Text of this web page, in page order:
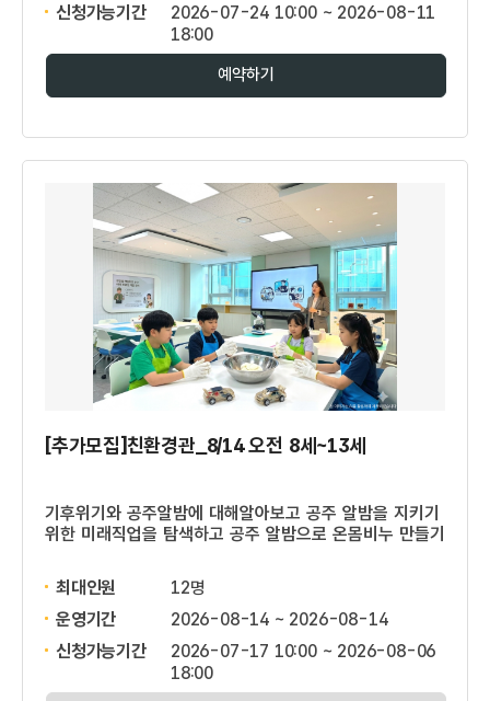
신청가능기간
2026-07-24 10:00 ~ 2026-08-11
18:00
예약하기
[추가모집]친환경관_8/14 오전 8세~13세
기후위기와 공주알밤에 대해알아보고 공주 알밤을 지키기
위한 미래직업을 탐색하고 공주 알밤으로 온몸비누 만들기
최대인원
12명
운영기간
2026-08-14 ~ 2026-08-14
신청가능기간
2026-07-17 10:00 ~ 2026-08-06
18:00